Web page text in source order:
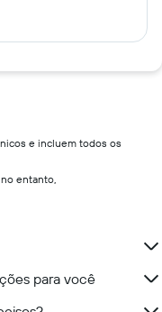
e incluem todos os
entanto,
para você